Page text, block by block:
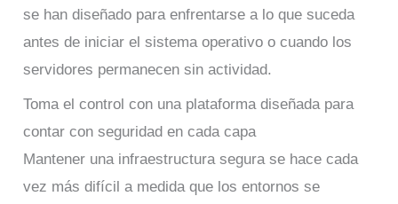
se han diseñado para enfrentarse a lo que suceda
antes de iniciar el sistema operativo o cuando los
servidores permanecen sin actividad.
Toma el control con una plataforma diseñada para
contar con seguridad en cada capa
Mantener una infraestructura segura se hace cada
vez más difícil a medida que los entornos se